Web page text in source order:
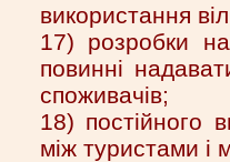
використання
17) розробки
повинні
споживачів;
18) постійного
між туристами і